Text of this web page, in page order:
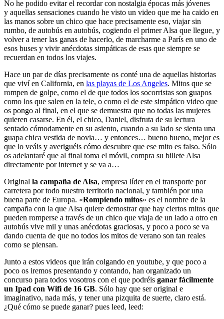
No he podido evitar el recordar con nostalgia épocas más jóvenes
y aquellas sensaciones cuando he visto un video que me ha caido en
las manos sobre un chico que hace precisamente eso, viajar sin
rumbo, de autobús en autobús, cogiendo el primer Alsa que llegue, y
volver a tener las ganas de hacerlo, de marcharme a París en uno de
esos buses y vivir anécdotas simpáticas de esas que siempre se
recuerdan en todos los viajes.
Hace un par de días precisamente os conté una de aquellas historias
que viví en California, en las playas de Los Angeles. Mitos que se
rompen de golpe, como el de que todos los socorristas son guapos
como los que salen en la tele, o como el de este simpático video que
os pongo al final, en el que se demuestra que no todas las mujeres
quieren casarse. En él, el chico, Daniel, disfruta de su lectura
sentado cómodamente en su asiento, cuando a su lado se sienta una
guapa chica vestida de novia… y entonces… bueno bueno, mejor es
que lo veáis y averiguéis cómo descubre que ese mito es falso. Sólo
os adelantaré que al final toma el móvil, compra su billete Alsa
directamente por internet y se va a…
Original la campaña de Alsa, empresa líder en el transporte por
carretera por todo nuestro territorio nacional, y también por una
buena parte de Europa. «Rompiendo mitos» es el nombre de la
campaña con la que Alsa quiere demostrar que hay ciertos mitos que
pueden romperse a través de un chico que viaja de un lado a otro en
autobús vive mil y unas anécdotas graciosas, y poco a poco se va
dando cuenta de que no todos los mitos de verano son tan reales
como se piensan.
Junto a estos videos que irán colgando en youtube, y que poco a
poco os iremos presentando y contando, han organizado un
concurso para todos vosotros con el que podréis ganar fácilmente
un Ipad con Wifi de 16 GB. Sólo hay que ser original e
imaginativo, nada más, y tener una pizquita de suerte, claro está.
¿Qué cómo se puede ganar? pues leed, leed: